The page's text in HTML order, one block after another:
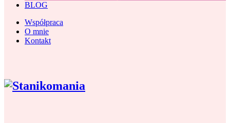
BLOG
Współpraca
O mnie
Kontakt